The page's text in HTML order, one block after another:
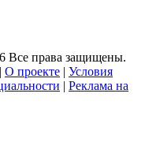
Все права защищены.
| О проекте | Условия
| Реклама на